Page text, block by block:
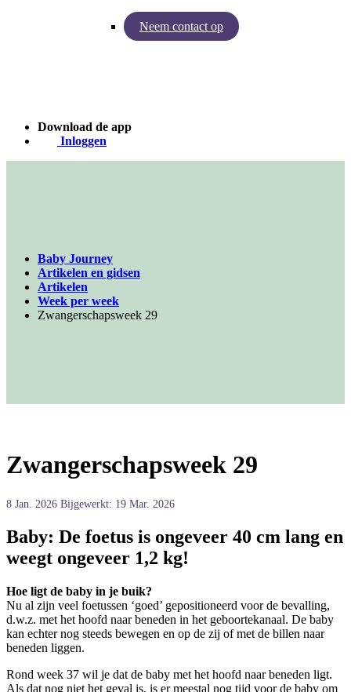
Neem contact op
Inzichten van Baby Journey
Download de app
Inloggen
Baby Journey
Artikelen en gidsen
Artikelen
Week per week
Zwangerschapsweek 29
Zwangerschapsweek 29
8 Jan. 2026 Bijgewerkt: 19 Mar. 2026
Baby: De foetus is ongeveer 40 cm lang en
weegt ongeveer 1,2 kg!
Hoe ligt de baby in je buik?
Nu al zijn veel foetussen ‘goed’ gepositioneerd voor de bevalling,
d.w.z. met het hoofd naar beneden in het geboortekanaal. De baby
kan echter nog steeds bewegen en op de zij of met de billen naar
beneden liggen.
Rond week 37 wil je dat de baby met het hoofd naar beneden ligt.
Als dat nog niet het geval is, is er meestal nog tijd voor de baby om